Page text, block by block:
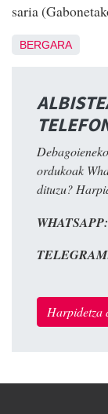
saria
BERGARA
ordukoak
dituzu?
WHATSAPP:
Harpidetza